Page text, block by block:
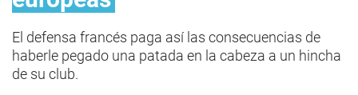
El defensa francés paga así las consecuencias de
haberle pegado una patada en la cabeza a un hincha
de su club.